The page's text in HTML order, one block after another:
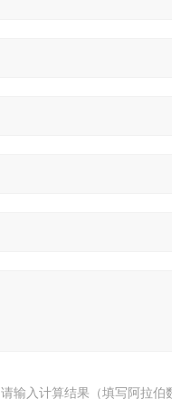
请输入计算结果（填写阿拉伯